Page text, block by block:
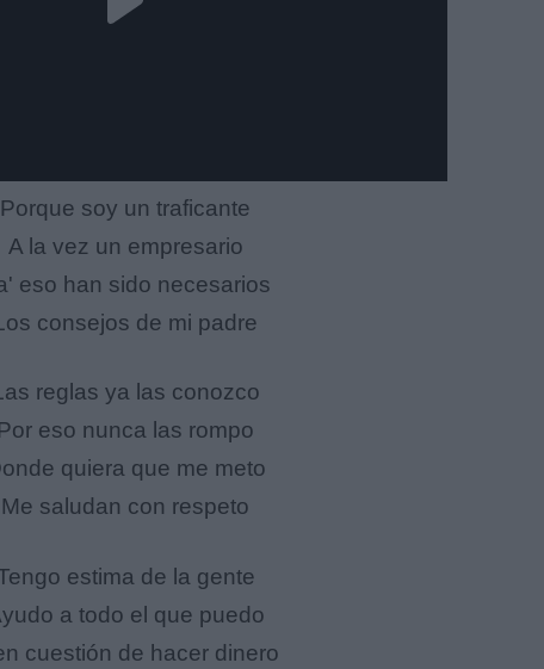
Porque soy un traficante
A la vez un empresario
eso han sido necesarios
consejos de mi padre
reglas ya las conozco
Por eso nunca las rompo
quiera que me meto
Me saludan con respeto
estima de la gente
a todo el que puedo
cuestión de hacer dinero